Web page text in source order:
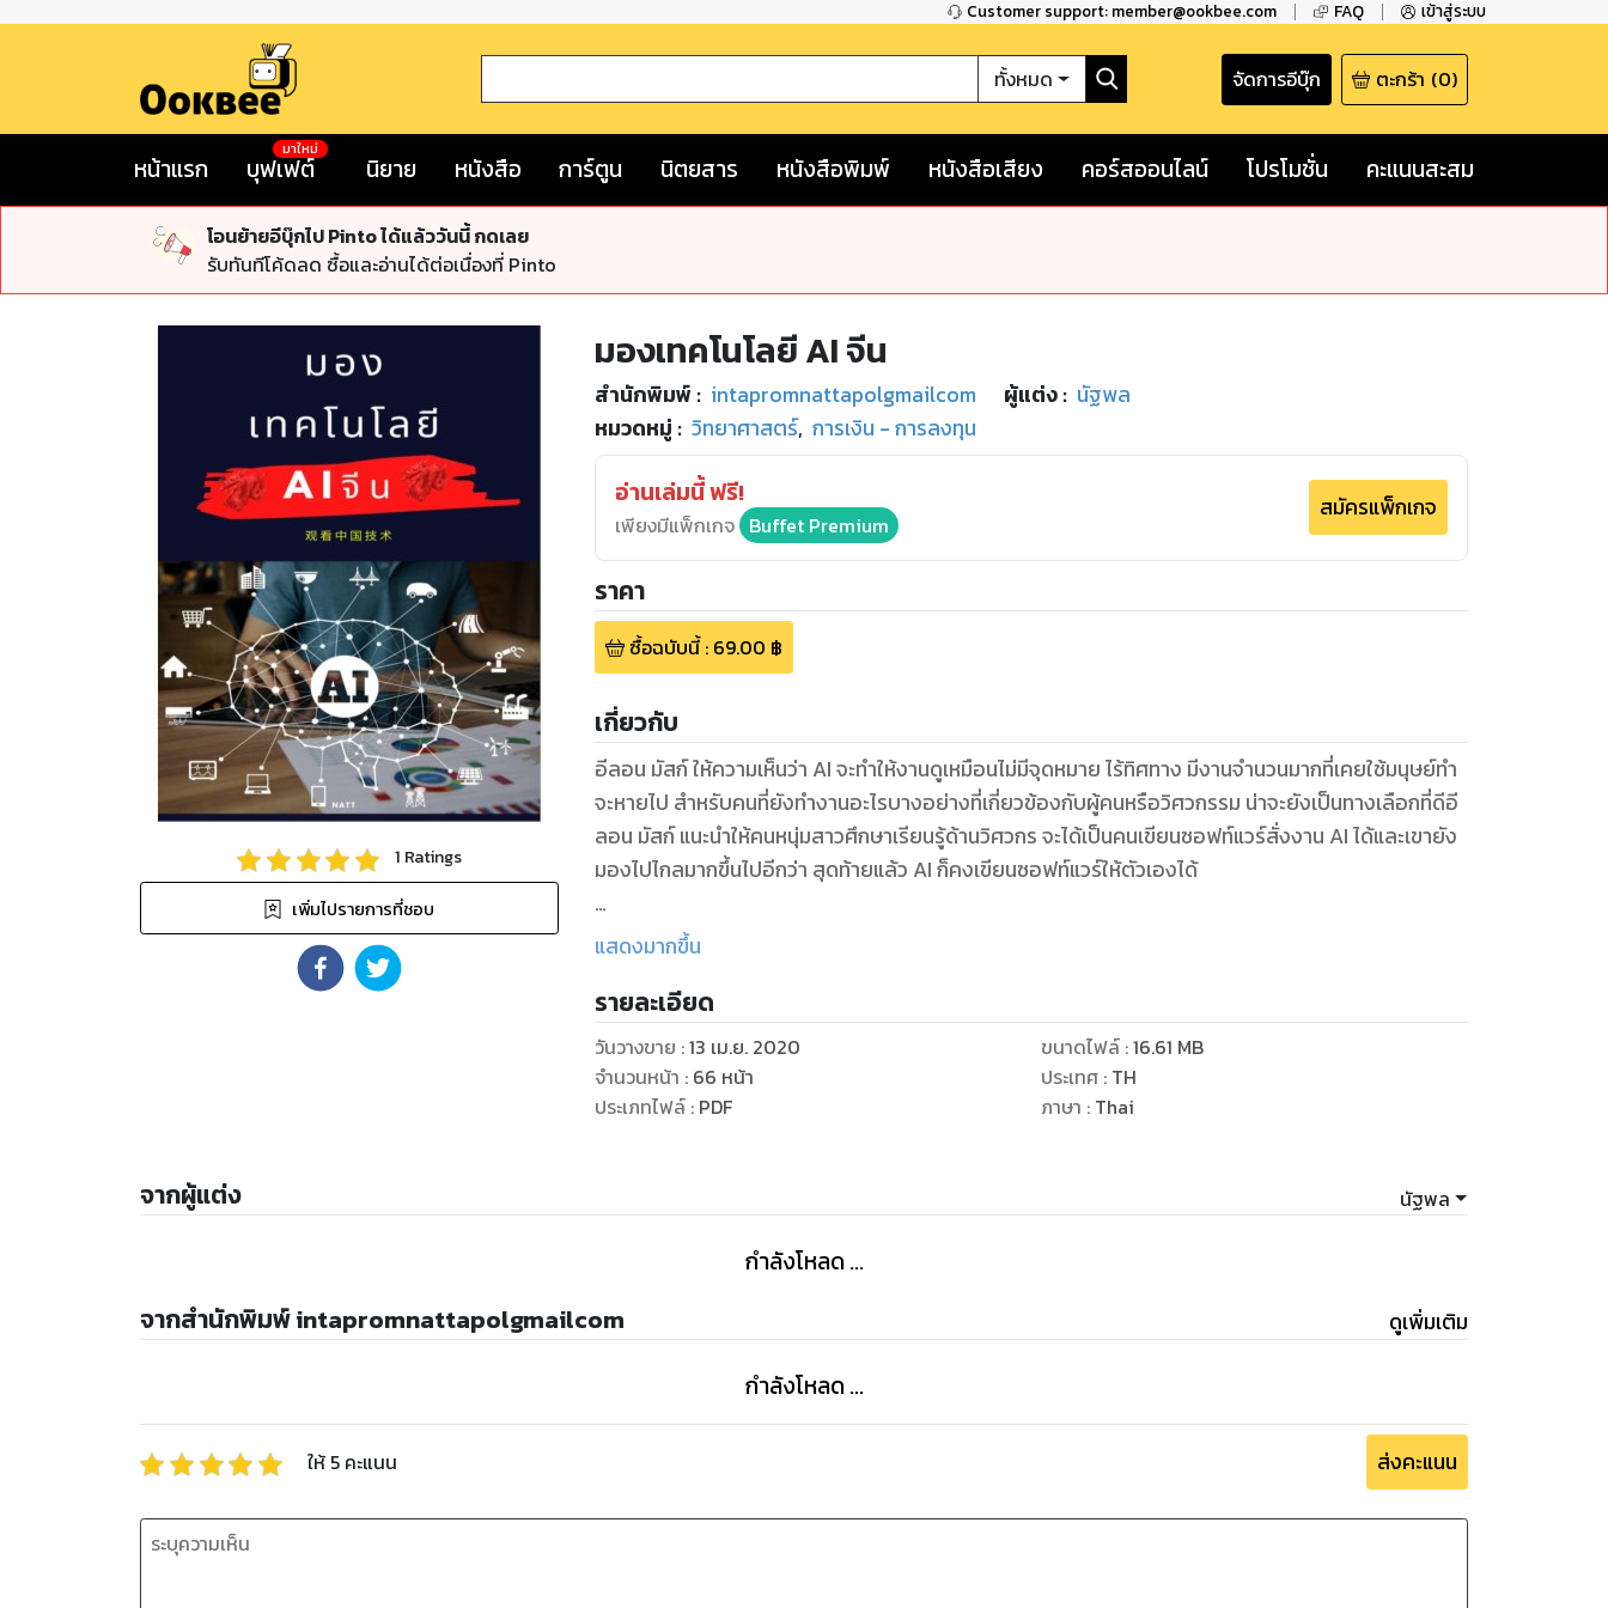
Customer support: member@ookbee.com FAQ เข้าสู่ระบบ
ทั้งหมด จัดการอีบุ๊ก ตะกร้า (0)
หน้าแรก บุฟเฟต์
มาใหม่
นิยาย หนังสือ การ์ตูน นิตยสาร หนังสือพิมพ์ หนังสือเสียง คอร์สออนไลน์ โปรโมชั่น คะแนนสะสม
โอนย้ายอีบุ๊กไป Pinto ได้แล้ววันนี้ กดเลย
รับทันทีโค้ดลด ซื้อและอ่านได้ต่อเนื่องที่ Pinto
1 Ratings
เพิ่มไปรายการที่ชอบ
มองเทคโนโลยี AI จีน
สำนักพิมพ์ : intapromnattapolgmailcom ผู้แต่ง : นัฐพล
หมวดหมู่ : วิทยาศาสตร์, การเงิน - การลงทุน
อ่านเล่มนี้ ฟรี!
เพียงมีแพ็กเกจ Buffet Premium
สมัครแพ็กเกจ
ราคา
ซื้อฉบับนี้: 69.00 ฿
เกี่ยวกับ
อีลอน มัสก์ ให้ความเห็นว่า AI จะทำให้งานดูเหมือนไม่มีจุดหมาย ไร้ทิศทาง มีงานจำนวนมากที่เคยใช้มนุษย์ทำ
จะหายไป สำหรับคนที่ยังทำงานอะไรบางอย่างที่เกี่ยวข้องกับผู้คนหรือวิศวกรรม น่าจะยังเป็นทางเลือกที่ดีอี
ลอน มัสก์ แนะนำให้คนหนุ่มสาวศึกษาเรียนรู้ด้านวิศวกร จะได้เป็นคนเขียนซอฟท์แวร์สั่งงาน AI ได้และเขายัง
มองไปไกลมากขึ้นไปอีกว่า สุดท้ายแล้ว AI ก็คงเขียนซอฟท์แวร์ให้ตัวเองได้
แจ็ค หม่า พูดถึงงานในอนาคตว่า ผู้คนในอดีตกลัวว่าการปฏิวัติอุตสาหกรรมจะทำให้คนไม่มีงานทำ แต่มนุษย์
กิจกรรมมากขึ้น แจ็ค หม่า มีความเห็นว่า มนุษย์ควรทำงานเพียงสัปดาห์ละ 3 วัน วันละ 4 ชั่วโมง
AI จะทำให้มีความเป็นไปได้ที่คนจะทำงานน้อยลงเขาบอกว่าในอนาคตคงไม่ต้องใช้เวลาทำงานมาก งานที่
ต้องทำ คือ ทำให้ผู้คนมีความสุข ทำให้มีประสบการณ์ชีวิต สุขกับความเป็นมนุษย์ งานที่หายไปไม่ใช่เรื่องที่น่า
หนังสือเล่มนี้ผมได้รวบรวมเทคโนโลยี AI ของจีนที่ได้เริ่มมีการใช้งานแล้ว เพื่อที่เราจะได้รู้ว่ามีงานอะไรบ้างที่
เราจะได้เตรียมตัวกับโลกอนาคตที่จะมาถึงและหนังสือเล่มนี้จะแสดงให้ได้เห็นเทคโนโลยีของจีนมากยิ่งขึ้น จะ
ได้รู้เขารู้เราเมื่อทำธุรกิจการค้าหรือท่องเที่ยวไปในประเทศจีน
แสดงมากขึ้น
รายละเอียด
วันวางขาย :13 เม.ย. 2020
จำนวนหน้า : 66 หน้า
ประเภทไฟล์: PDF
ขนาดไฟล์:16.61 MB
ประเทศ : TH
ภาษา : Thai
จากผู้แต่ง นัฐพล
กำลังโหลด ...
จากสำนักพิมพ์ intapromnattapolgmailcom ดูเพิ่มเติม
กำลังโหลด ...
ให้ 5 คะแนน ส่งคะแนน